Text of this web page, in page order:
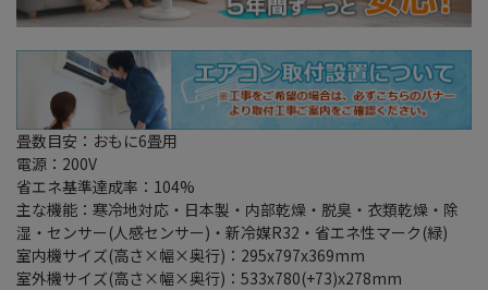
畳数目安：おもに6畳用
電源：200V
省エネ基準達成率：104%
主な機能：寒冷地対応・日本製・内部乾燥・脱臭・衣類乾燥・除
湿・センサー(人感センサー)・新冷媒R32・省エネ性マーク(緑)
室内機サイズ(高さ×幅×奥行)：295x797x369mm
室外機サイズ(高さ×幅×奥行)：533x780(+73)x278mm